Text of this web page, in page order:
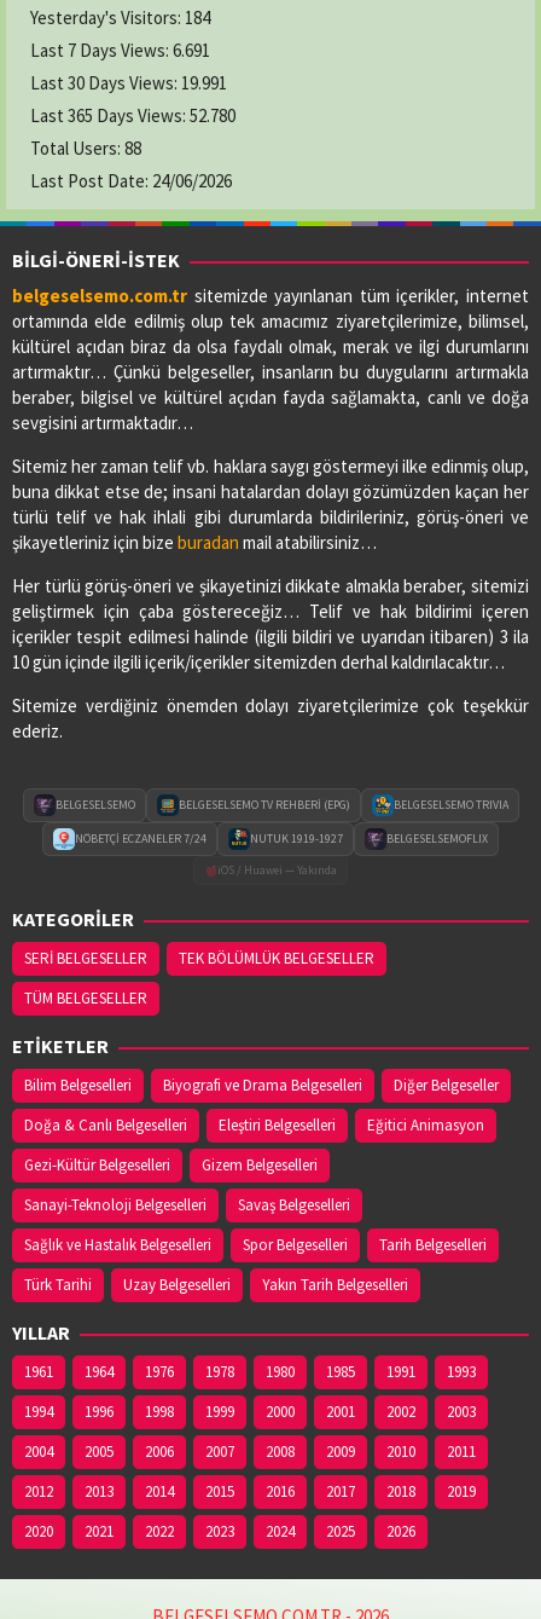
GAMZE ECZANESİ
Adres:YENİ CAMİ MAH. LİSE CAD. NO:64/A
03626222619
KAVAK ECZANESİ
Adres:19 MAYIS MAH. ADNAN MENDERES CAD.
03627412412
LADİK ELİF ECZANESİ
Adres:BAHŞİ MAH.GAZİ CAD.NO:56/A
03627713091
Adres:YENİ MAH. ÇARŞAMBA CAD. NO:52
03622901605
SAĞLIK ECZANESİ
Adres: CUMHURİYET MAH.1.ZİRAAT SOKAK NO:17/B
03626474078
SEDA ECZANESİ
VURAL ECZANESİ
19 MAYIS MAH. HACI ALİ EKİNCİ BULVARI
03622560360
YASEMİN ECZANESİ
CADDESI NO:14/B
03625443111
YENİ HAVZA ECZANESİ
Adres:İCADİYE MAH. KAZIMPAŞA CAD. NO:48/1
03627141953
YİĞİT ECZANESİ
03628132140
Yesterday's Visitors: 184
Last 7 Days Views: 6.691
Last 30 Days Views: 19.991
Last 365 Days Views: 52.780
Total Users: 88
Last Post Date: 24/06/2026
BİLGİ-ÖNERİ-İSTEK
belgeselsemo.com.tr sitemizde yayınlanan tüm içerikler, internet
ortamında elde edilmiş olup tek amacımız ziyaretçilerimize, bilimsel,
kültürel açıdan biraz da olsa faydalı olmak, merak ve ilgi durumlarını
artırmaktır… Çünkü belgeseller, insanların bu duygularını artırmakla
beraber, bilgisel ve kültürel açıdan fayda sağlamakta, canlı ve doğa
sevgisini artırmaktadır…
Sitemiz her zaman telif vb. haklara saygı göstermeyi ilke edinmiş olup,
buna dikkat etse de; insani hatalardan dolayı gözümüzden kaçan her
türlü telif ve hak ihlali gibi durumlarda bildirileriniz, görüş-öneri ve
şikayetleriniz için bize buradan mail atabilirsiniz…
Her türlü görüş-öneri ve şikayetinizi dikkate almakla beraber, sitemizi
geliştirmek için çaba göstereceğiz… Telif ve hak bildirimi içeren
içerikler tespit edilmesi halinde (ilgili bildiri ve uyarıdan itibaren) 3 ila
10 gün içinde ilgili içerik/içerikler sitemizden derhal kaldırılacaktır…
Sitemize verdiğiniz önemden dolayı ziyaretçilerimize çok teşekkür
ederiz.
BELGESELSEMO BELGESELSEMO TV REHBERİ (EPG) BELGESELSEMO TRIVIA
NÖBETÇİ ECZANELER 7/24 NUTUK 1919-1927
BELGESELSEMOFLIX
iOS / Huawei — Yakında
KATEGORİLER
SERİ BELGESELLER
TEK BÖLÜMLÜK BELGESELLER
TÜM BELGESELLER
ETİKETLER
Bilim Belgeselleri Biyografi ve Drama Belgeselleri
Diğer Belgeseller
Doğa & Canlı Belgeselleri
Eleştiri Belgeselleri
Eğitici Animasyon
Gezi-Kültür Belgeselleri
Gizem Belgeselleri
Sanayi-Teknoloji Belgeselleri
Savaş Belgeselleri
Sağlık ve Hastalık Belgeselleri
Spor Belgeselleri
Tarih Belgeselleri
Türk Tarihi
Uzay Belgeselleri Yakın Tarih Belgeselleri
YILLAR
1961 1964 1976 1978 1980 1985 1991
1993
1994
1996 1998 1999 2000 2001 2002
2003
2004
2005 2006 2007 2008 2009 2010
2011
2012
2013 2014 2015 2016 2017 2018
2019
2020
2021 2022 2023 2024 2025 2026